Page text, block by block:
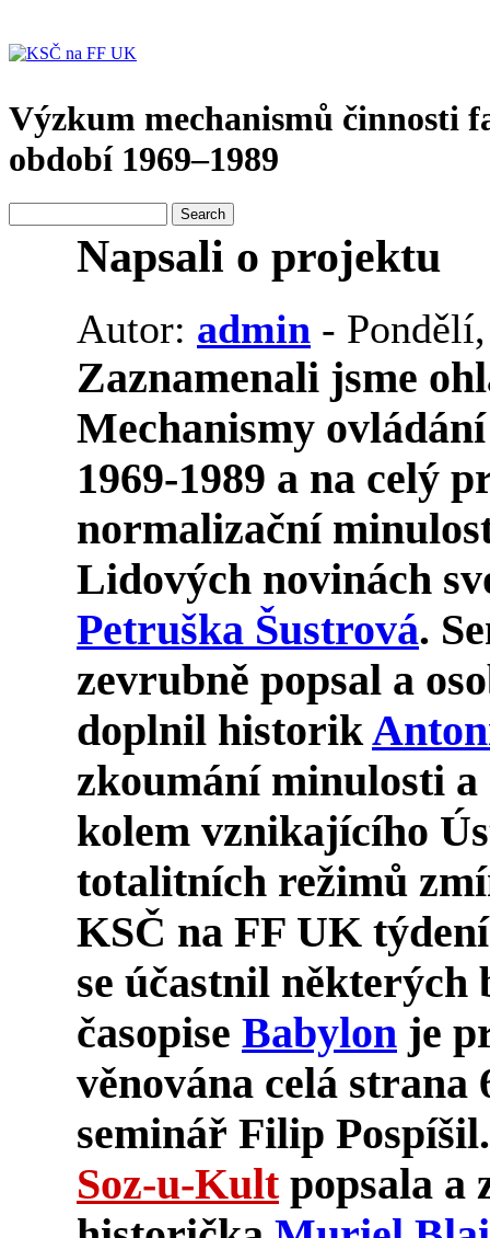
Výzkum mechanismů činnosti
období 1969–1989
Napsali o projektu
Autor: admin -
Zaznamenali jsme
Mechanismy
1969-1989 a na celý
normalizační
Lidových novinách
Petruška Šustrová.
zevrubně popsal a
doplnil historik
zkoumání minulosti
kolem vznikajícího
totalitních režimů
KSČ na FF UK
se účastnil některých
časopise Babylon je
věnována celá strana
seminář Filip Pospíšil
Soz-u-Kultpopsala a